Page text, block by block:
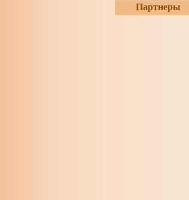
Партнеры